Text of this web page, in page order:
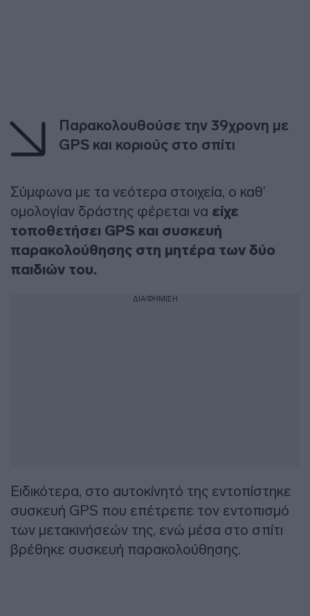
Παρακολουθούσε την 39χρονη με
GPS και κοριούς στο σπίτι
Σύμφωνα με τα νεότερα στοιχεία, ο καθ’
ομολογίαν δράστης φέρεται να είχε
τοποθετήσει GPS και συσκευή
παρακολούθησης στη μητέρα των δύο
παιδιών του.
ΔΙΑΦΗΜΙΣΗ
Ειδικότερα, στο αυτοκίνητό της εντοπίστηκε
συσκευή GPS που επέτρεπε τον εντοπισμό
των μετακινήσεών της, ενώ μέσα στο σπίτι
βρέθηκε συσκευή παρακολούθησης.